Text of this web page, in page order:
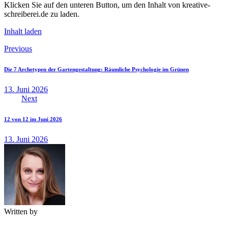
Klicken Sie auf den unteren Button, um den Inhalt von kreative-
schreiberei.de zu laden.
Inhalt laden
Beitragsnavigation
Previous
Die 7 Archetypen der Gartengestaltung: Räumliche Psychologie im Grünen
13. Juni 2026
Next
12 von 12 im Juni 2026
13. Juni 2026
Written by